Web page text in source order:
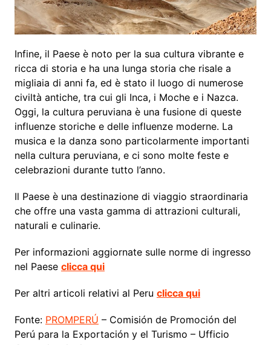
Infine, il Paese è noto per la sua cultura vibrante e
ricca di storia e ha una lunga storia che risale a
migliaia di anni fa, ed è stato il luogo di numerose
civiltà antiche, tra cui gli Inca, i Moche e i Nazca.
Oggi, la cultura peruviana è una fusione di queste
influenze storiche e delle influenze moderne. La
musica e la danza sono particolarmente importanti
nella cultura peruviana, e ci sono molte feste e
celebrazioni durante tutto l’anno.
Il Paese è una destinazione di viaggio straordinaria
che offre una vasta gamma di attrazioni culturali,
naturali e culinarie.
Per informazioni aggiornate sulle norme di ingresso
nel Paese clicca qui
Per altri articoli relativi al Peru clicca qui
Fonte: PROMPERÚ – Comisión de Promoción del
Perú para la Exportación y el Turismo – Ufficio